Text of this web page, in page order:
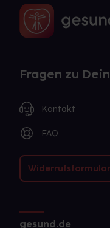
Fragen zu
Kontakt
FAQ
Widerrufsformular
gesund.de